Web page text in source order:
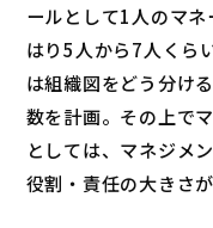
ールとして1人のマ
はり5人から7人くら
は組織図をどう分け
数を計画。その上で
としては、マネジメ
役割・責任の大きさ